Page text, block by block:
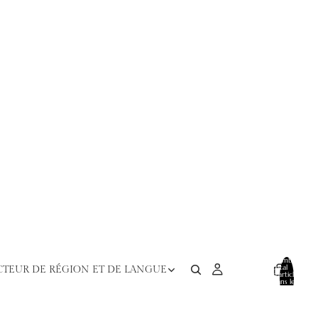
DE RÉGION ET DE LANGUE
Nombre
total
d’articles
dans le
panier: